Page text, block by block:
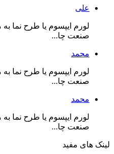
علی
لورم ایپسوم یا طرح‌ نما
صنعت چا...
محمد
لورم ایپسوم یا طرح‌ نما
صنعت چا...
محمد
لورم ایپسوم یا طرح‌ نما
صنعت چا...
لینک های مفید